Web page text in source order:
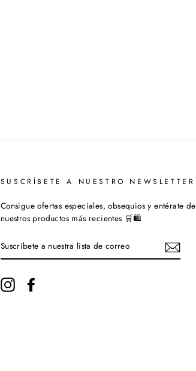
SUSCRÍBETE A NUESTRO NEWSLETTER
Consigue ofertas especiales, obsequios y entérate de
nuestros productos más recientes 🛒🛍️
A
NUESTRA
DE
CORREO
Instagram